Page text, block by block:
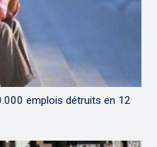
emplois détruits en 12